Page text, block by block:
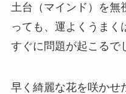
土台（マインド）を無
っても、運よくうまく
すぐに問題が起こるで
早く綺麗な花を咲かせ